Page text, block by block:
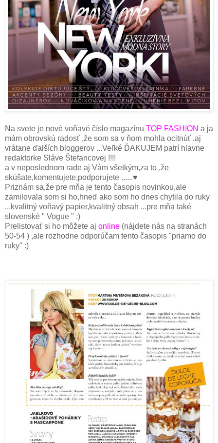
Na svete je nové voňavé číslo magazínu TOP FASHION a ja
mám obrovskú radosť ,že som sa v ňom mohla ocitnúť ,aj
vrátane ďalších bloggerov ...Veľké ĎAKUJEM patrí hlavne
redaktorke Sláve Štefancovej !!!!
a v neposlednom rade aj Vám všetkým,za to ,že
skúšate,komentujete,podporujete ......♥
Priznám sa,že pre mňa je tento časopis novinkou,ale
zamilovala som si ho,hneď ako som ho dnes chytila do ruky
...kvalitný voňavý papier,kvalitný obsah ...pre mňa také
slovenské " Vogue " :)
Prelistovať si ho môžete aj online (nájdete nás na stranách
50-54 ) ,ale rozhodne odporúčam tento časopis "priamo do
ruky" :)